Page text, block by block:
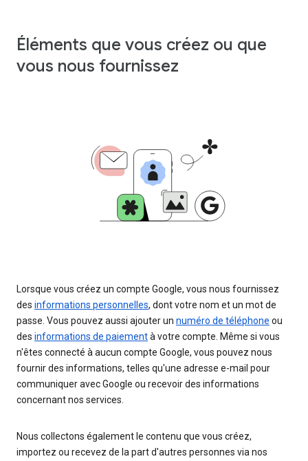
Éléments que vous créez ou que
vous nous fournissez
Lorsque vous créez un compte Google, vous nous fournissez
des informations personnelles, dont votre nom et un mot de
passe. Vous pouvez aussi ajouter un numéro de téléphone ou
des informations de paiementà votre compte. Même si vous
n'êtes connecté à aucun compte Google, vous pouvez nous
fournir des informations, telles qu'une adresse e-mail pour
communiquer avec Google ou recevoir des informations
concernant nos services.
Nous collectons également le contenu que vous créez,
importez ou recevez de la part d'autres personnes via nos